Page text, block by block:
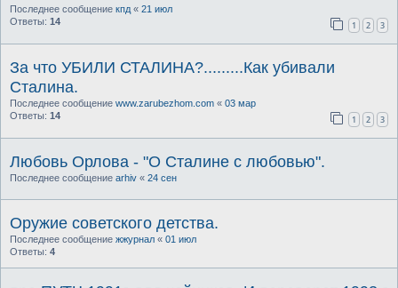
Последнее сообщение кпд « 21 июл
Ответы: 14 1 2 3
За что УБИЛИ СТАЛИНА?.........Как убивали
Сталина.
Последнее сообщение www.zarubezhom.com « 03 мар
Ответы: 14 1 2 3
Любовь Орлова - "О Сталине с любовью".
Последнее сообщение arhiv « 24 сен
Оружие советского детства.
Последнее сообщение жжурнал « 01 июл
Ответы: 4